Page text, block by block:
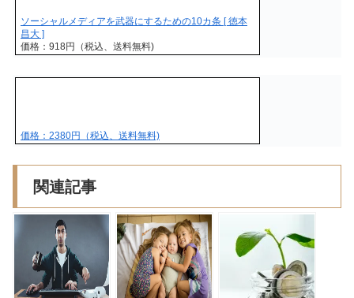
ソーシャルメディアを武器にするための10カ条 [ 徳本
昌大 ]
価格：918円（税込、送料無料)
価格：2380円（税込、送料無料)
関連記事